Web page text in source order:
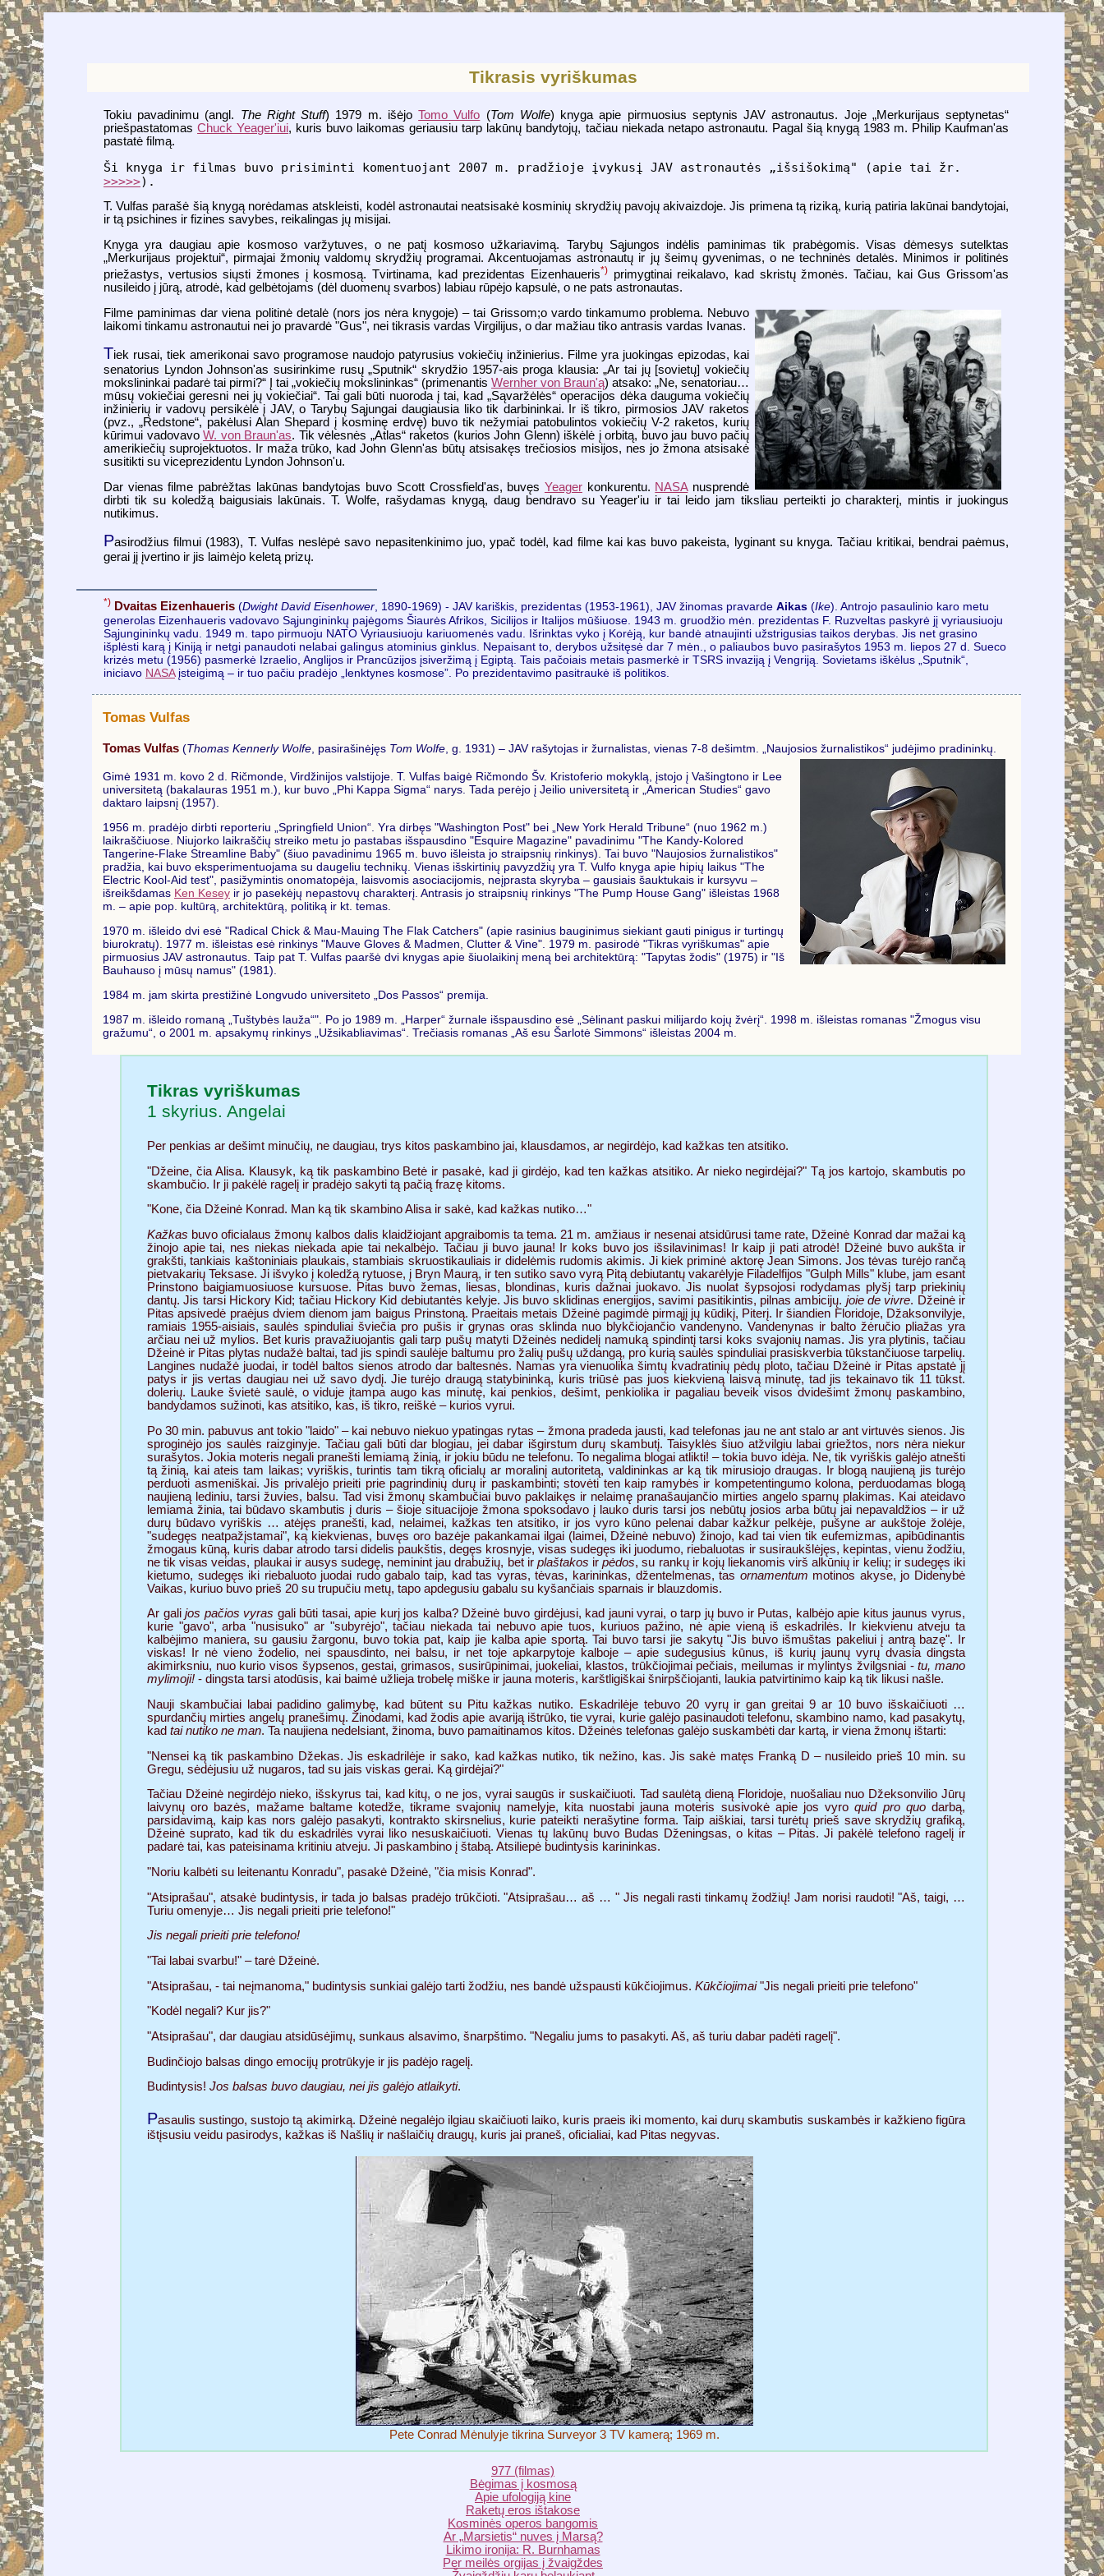
Tikrasis vyriškumas
Tokiu pavadinimu (angl. The Right Stuff) 1979 m. išėjoTomo Vulfo (Tom Wolfe) knyga apie pirmuosius septynis JAV astronautus. Joje „Merkurijaus septynetas“
priešpastatomasChuck Yeager'iui, kuris buvo laikomas geriausiu tarp lakūnų bandytojų, tačiau niekada netapo astronautu. Pagal šią knygą 1983 m. Philip Kaufman'as
pastatė filmą.
Ši knyga ir filmas buvo prisiminti komentuojant 2007 m. pradžioje įvykusį JAV astronautės „išsišokimą" (apie tai žr.
>>>>>).
T. Vulfas parašė šią knygą norėdamas atskleisti, kodėl astronautai neatsisakė kosminių skrydžių pavojų akivaizdoje. Jis primena tą riziką, kurią patiria lakūnai bandytojai,
ir tą psichines ir fizines savybes, reikalingas jų misijai.
Knyga yra daugiau apie kosmoso varžytuves, o ne patį kosmoso užkariavimą. Tarybų Sąjungos indėlis paminimas tik prabėgomis. Visas dėmesys sutelktas
„Merkurijaus projektui“, pirmajai žmonių valdomų skrydžių programai. Akcentuojamas astronautų ir jų šeimų gyvenimas, o ne techninės detalės. Minimos ir politinės
priežastys, vertusios siųsti žmones į kosmosą. Tvirtinama, kad prezidentas Eizenhaueris*) primygtinai reikalavo, kad skristų žmonės. Tačiau, kai Gus Grissom'as
nusileido į jūrą, atrodė, kad gelbėtojams (dėl duomenų svarbos) labiau rūpėjo kapsulė, o ne pats astronautas.
Filme paminimas dar viena politinė detalė (nors jos nėra knygoje) – tai Grissom;o vardo tinkamumo problema. Nebuvo
laikomi tinkamu astronautui nei jo pravardė "Gus", nei tikrasis vardas Virgilijus, o dar mažiau tiko antrasis vardas Ivanas.
Tiek rusai, tiek amerikonai savo programose naudojo patyrusius vokiečių inžinierius. Filme yra juokingas epizodas, kai
senatorius Lyndon Johnson'as susirinkime rusų „Sputnik“ skrydžio 1957-ais proga klausia: „Ar tai jų [sovietų] vokiečių
mokslininkai padarė tai pirmi?“ Į tai „vokiečių mokslininkas“ (primenantis Wernher von Braun'ą) atsako: „Ne, senatoriau…
mūsų vokiečiai geresni nei jų vokiečiai“. Tai gali būti nuoroda į tai, kad „Sąvaržėlės“ operacijos dėka dauguma vokiečių
inžinierių ir vadovų persikėlė į JAV, o Tarybų Sąjungai daugiausia liko tik darbininkai. Ir iš tikro, pirmosios JAV raketos
(pvz., „Redstone“, pakėlusi Alan Shepard į kosminę erdvę) buvo tik nežymiai patobulintos vokiečių V-2 raketos, kurių
kūrimui vadovavo W. von Braun'as. Tik vėlesnės „Atlas“ raketos (kurios John Glenn) iškėlė į orbitą, buvo jau buvo pačių
amerikiečių suprojektuotos. Ir maža trūko, kad John Glenn'as būtų atsisakęs trečiosios misijos, nes jo žmona atsisakė
susitikti su viceprezidentu Lyndon Johnson'u.
Dar vienas filme pabrėžtas lakūnas bandytojas buvo Scott Crossfield'as, buvęs Yeagerkonkurentu. NASAnusprendė
dirbti tik su koledžą baigusiais lakūnais. T. Wolfe, rašydamas knygą, daug bendravo su Yeager'iu ir tai leido jam tiksliau perteikti jo charakterį, mintis ir juokingus
nutikimus.
Pasirodžius filmui (1983), T. Vulfas neslėpė savo nepasitenkinimo juo, ypač todėl, kad filme kai kas buvo pakeista, lyginant su knyga. Tačiau kritikai, bendrai paėmus,
gerai jį įvertino ir jis laimėjo keletą prizų.
*) Dvaitas Eizenhaueris (Dwight David Eisenhower , 1890-1969) - JAV kariškis, prezidentas (1953-1961), JAV žinomas pravarde Aikas (Ike). Antrojo pasaulinio karo metu
generolas Eizenhaueris vadovavo Sąjungininkų pajėgoms Šiaurės Afrikos, Sicilijos ir Italijos mūšiuose. 1943 m. gruodžio mėn. prezidentas F. Ruzveltas paskyrė jį vyriausiuoju
Sąjungininkų vadu. 1949 m. tapo pirmuoju NATO Vyriausiuoju kariuomenės vadu. Išrinktas vyko į Korėją, kur bandė atnaujinti užstrigusias taikos derybas. Jis net grasino
išplėsti karą į Kiniją ir netgi panaudoti nelabai galingus atominius ginklus. Nepaisant to, derybos užsitęsė dar 7 mėn., o paliaubos buvo pasirašytos 1953 m. liepos 27 d. Sueco
krizės metu (1956) pasmerkė Izraelio, Anglijos ir Prancūzijos įsiveržimą į Egiptą. Tais pačoiais metais pasmerkė ir TSRS invaziją į Vengriją. Sovietams iškėlus „Sputnik“,
iniciavo NASAįsteigimą – ir tuo pačiu pradėjo „lenktynes kosmose”. Po prezidentavimo pasitraukė iš politikos.
Tomas Vulfas
Tomas Vulfas (Thomas Kennerly Wolfe , pasirašinėjęs Tom Wolfe , g. 1931) – JAV rašytojas ir žurnalistas, vienas 7-8 dešimtm. „Naujosios žurnalistikos“ judėjimo pradininkų.
Gimė 1931 m. kovo 2 d. Ričmonde, Virdžinijos valstijoje. T. Vulfas baigė Ričmondo Šv. Kristoferio mokyklą, įstojo į Vašingtono ir Lee
universitetą (bakalauras 1951 m.), kur buvo „Phi Kappa Sigma“ narys. Tada perėjo į Jeilio universitetą ir „American Studies“ gavo
daktaro laipsnį (1957).
1956 m. pradėjo dirbti reporteriu „Springfield Union“. Yra dirbęs "Washington Post" bei „New York Herald Tribune“ (nuo 1962 m.)
laikraščiuose. Niujorko laikraščių streiko metu jo pastabas išspausdino "Esquire Magazine" pavadinimu "The Kandy-Kolored
Tangerine-Flake Streamline Baby" (šiuo pavadinimu 1965 m. buvo išleista jo straipsnių rinkinys). Tai buvo "Naujosios žurnalistikos"
pradžia, kai buvo eksperimentuojama su daugeliu technikų. Vienas išskirtinių pavyzdžių yra T. Vulfo knyga apie hipių laikus "The
Electric Kool-Aid test", pasižymintis onomatopėja, laisvomis asociacijomis, neįprasta skyryba – gausiais šauktukais ir kursyvu –
išreikšdamas Ken Kesey ir jo pasekėjų nepastovų charakterį. Antrasis jo straipsnių rinkinys "The Pump House Gang" išleistas 1968
m. – apie pop. kultūrą, architektūrą, politiką ir kt. temas.
1970 m. išleido dvi esė "Radical Chick & Mau-Mauing The Flak Catchers" (apie rasinius bauginimus siekiant gauti pinigus ir turtingų
biurokratų). 1977 m. išleistas esė rinkinys "Mauve Gloves & Madmen, Clutter & Vine". 1979 m. pasirodė "Tikras vyriškumas" apie
pirmuosius JAV astronautus. Taip pat T. Vulfas paaršė dvi knygas apie šiuolaikinį meną bei architektūrą: "Tapytas žodis" (1975) ir "Iš
Bauhauso į mūsų namus" (1981).
1984 m. jam skirta prestižinė Longvudo universiteto „Dos Passos“ premija.
1987 m. išleido romaną „Tuštybės lauža“". Po jo 1989 m. „Harper“ žurnale išspausdino esė „Sėlinant paskui milijardo kojų žvėrį“. 1998 m. išleistas romanas "Žmogus visu
gražumu“, o 2001 m. apsakymų rinkinys „Užsikabliavimas“. Trečiasis romanas „Aš esu Šarlotė Simmons“ išleistas 2004 m.
Tikras vyriškumas
1 skyrius. Angelai
Per penkias ar dešimt minučių, ne daugiau, trys kitos paskambino jai, klausdamos, ar negirdėjo, kad kažkas ten atsitiko.
"Džeine, čia Alisa. Klausyk, ką tik paskambino Betė ir pasakė, kad ji girdėjo, kad ten kažkas atsitiko. Ar nieko negirdėjai?" Tą jos kartojo, skambutis po
skambučio. Ir ji pakėlė ragelį ir pradėjo sakyti tą pačią frazę kitoms.
"Kone, čia Džeinė Konrad. Man ką tik skambino Alisa ir sakė, kad kažkas nutiko…"
Kažkas buvo oficialaus žmonų kalbos dalis klaidžiojant apgraibomis ta tema. 21 m. amžiaus ir nesenai atsidūrusi tame rate, Džeinė Konrad dar mažai ką
žinojo apie tai, nes niekas niekada apie tai nekalbėjo. Tačiau ji buvo jauna! Ir koks buvo jos išsilavinimas! Ir kaip ji pati atrodė! Džeinė buvo aukšta ir
grakšti, tankiais kaštoniniais plaukais, stambiais skruostikauliais ir didelėmis rudomis akimis. Ji kiek priminė aktorę Jean Simons. Jos tėvas turėjo rančą
pietvakarių Teksase. Ji išvyko į koledžą rytuose, į Bryn Maurą, ir ten sutiko savo vyrą Pitą debiutantų vakarėlyje Filadelfijos "Gulph Mills" klube, jam esant
Prinstono baigiamuosiuose kursuose. Pitas buvo žemas, liesas, blondinas, kuris dažnai juokavo. Jis nuolat šypsojosi rodydamas plyšį tarp priekinių
dantų. Jis tarsi Hickory Kid; tačiau Hickory Kid debiutantės kelyje. Jis buvo sklidinas energijos, savimi pasitikintis, pilnas ambicijų. joie de vivre. Džeinė ir
Pitas apsivedė praėjus dviem dienom jam baigus Prinstoną. Praeitais metais Džeinė pagimdė pirmąjį jų kūdikį, Piterį. Ir šiandien Floridoje, Džaksonvilyje,
ramiais 1955-aisiais, saulės spinduliai šviečia pro pušis ir grynas oras sklinda nuo blykčiojančio vandenyno. Vandenynas ir balto žėručio pliažas yra
arčiau nei už mylios. Bet kuris pravažiuojantis gali tarp pušų matyti Džeinės nedidelį namuką spindintį tarsi koks svajonių namas. Jis yra plytinis, tačiau
Džeinė ir Pitas plytas nudažė baltai, tad jis spindi saulėje baltumu pro žalių pušų uždangą, pro kurią saulės spinduliai prasiskverbia tūkstančiuose tarpelių.
Langines nudažė juodai, ir todėl baltos sienos atrodo dar baltesnės. Namas yra vienuolika šimtų kvadratinių pėdų ploto, tačiau Džeinė ir Pitas apstatė jį
patys ir jis vertas daugiau nei už savo dydį. Jie turėjo draugą statybininką, kuris triūsė pas juos kiekvieną laisvą minutę, tad jis tekainavo tik 11 tūkst.
dolerių. Lauke švietė saulė, o viduje įtampa augo kas minutę, kai penkios, dešimt, penkiolika ir pagaliau beveik visos dvidešimt žmonų paskambino,
bandydamos sužinoti, kas atsitiko, kas, iš tikro, reiškė – kurios vyrui.
Po 30 min. pabuvus ant tokio "laido" – kai nebuvo niekuo ypatingas rytas – žmona pradeda jausti, kad telefonas jau ne ant stalo ar ant virtuvės sienos. Jis
sproginėjo jos saulės raizginyje. Tačiau gali būti dar blogiau, jei dabar išgirstum durų skambutį. Taisyklės šiuo atžvilgiu labai griežtos, nors nėra niekur
surašytos. Jokia moteris negali pranešti lemiamą žinią, ir jokiu būdu ne telefonu. To negalima blogai atlikti! – tokia buvo idėja. Ne, tik vyriškis galėjo atnešti
tą žinią, kai ateis tam laikas; vyriškis, turintis tam tikrą oficialų ar moralinį autoritetą, valdininkas ar ką tik mirusiojo draugas. Ir blogą naujieną jis turėjo
perduoti asmeniškai. Jis privalėjo prieiti prie pagrindinių durų ir paskambinti; stovėti ten kaip ramybės ir kompetentingumo kolona, perduodamas blogą
naujieną lediniu, tarsi žuvies, balsu. Tad visi žmonų skambučiai buvo paklaikęs ir nelaimę pranašaujančio mirties angelo sparnų plakimas. Kai ateidavo
lemiama žinia, tai būdavo skambutis į duris – šioje situacijoje žmona spoksodavo į lauko duris tarsi jos nebūtų josios arba būtų jai nepavaldžios – ir už
durų būdavo vyriškis … atėjęs pranešti, kad, nelaimei, kažkas ten atsitiko, ir jos vyro kūno pelenai dabar kažkur pelkėje, pušyne ar aukštoje žolėje,
"sudegęs neatpažįstamai", ką kiekvienas, buvęs oro bazėje pakankamai ilgai (laimei, Džeinė nebuvo) žinojo, kad tai vien tik eufemizmas, apibūdinantis
žmogaus kūną, kuris dabar atrodo tarsi didelis paukštis, degęs krosnyje, visas sudegęs iki juodumo, riebaluotas ir susiraukšlėjęs, kepintas, vienu žodžiu,
ne tik visas veidas, plaukai ir ausys sudegę, neminint jau drabužių, bet ir plaštakos irpėdos, su rankų ir kojų liekanomis virš alkūnių ir kelių; ir sudegęs iki
kietumo, sudegęs iki riebaluoto juodai rudo gabalo taip, kad tas vyras, tėvas, karininkas, džentelmenas, tas ornamentum motinos akyse, jo Didenybė
Vaikas, kuriuo buvo prieš 20 su trupučiu metų, tapo apdegusiu gabalu su kyšančiais sparnais ir blauzdomis.
Ar galijos pačios vyras gali būti tasai, apie kurį jos kalba? Džeinė buvo girdėjusi, kad jauni vyrai, o tarp jų buvo ir Putas, kalbėjo apie kitus jaunus vyrus,
kurie "gavo", arba "nusisuko" ar "subyrėjo", tačiau niekada tai nebuvo apie tuos, kuriuos pažino, nė apie vieną iš eskadrilės. Ir kiekvienu atveju ta
kalbėjimo maniera, su gausiu žargonu, buvo tokia pat, kaip jie kalba apie sportą. Tai buvo tarsi jie sakytų "Jis buvo išmuštas pakeliui į antrą bazę". Ir
viskas! Ir nė vieno žodelio, nei spausdinto, nei balsu, ir net toje apkarpytoje kalboje – apie sudegusius kūnus, iš kurių jaunų vyrų dvasia dingsta
akimirksniu, nuo kurio visos šypsenos, gestai, grimasos, susirūpinimai, juokeliai, klastos, trūkčiojimai pečiais, meilumas ir mylintys žvilgsniai -tu, mano
mylimoji! - dingsta tarsi atodūsis, kai baimė užlieja trobelę miške ir jauna moteris, karštligiškai šnirpščiojanti, laukia patvirtinimo kaip ką tik likusi našle.
Nauji skambučiai labai padidino galimybę, kad būtent su Pitu kažkas nutiko. Eskadrilėje tebuvo 20 vyrų ir gan greitai 9 ar 10 buvo išskaičiuoti …
spurdančių mirties angelų pranešimų. Žinodami, kad žodis apie avariją ištrūko, tie vyrai, kurie galėjo pasinaudoti telefonu, skambino namo, kad pasakytų,
kad tai nutiko ne man. Ta naujiena nedelsiant, žinoma, buvo pamaitinamos kitos. Džeinės telefonas galėjo suskambėti dar kartą, ir viena žmonų ištarti:
"Nensei ką tik paskambino Džekas. Jis eskadrilėje ir sako, kad kažkas nutiko, tik nežino, kas. Jis sakė matęs Franką D – nusileido prieš 10 min. su
Gregu, sėdėjusiu už nugaros, tad su jais viskas gerai. Ką girdėjai?"
Tačiau Džeinė negirdėjo nieko, išskyrus tai, kad kitų, o ne jos, vyrai saugūs ir suskaičiuoti. Tad saulėtą dieną Floridoje, nuošaliau nuo Džeksonvilio Jūrų
laivynų oro bazės, mažame baltame kotedže, tikrame svajonių namelyje, kita nuostabi jauna moteris susivokė apie jos vyroquid pro quodarbą,
parsidavimą, kaip kas nors galėjo pasakyti, kontrakto skirsnelius, kurie pateikti nerašytine forma. Taip aiškiai, tarsi turėtų prieš save skrydžių grafiką,
Džeinė suprato, kad tik du eskadrilės vyrai liko nesuskaičiuoti. Vienas tų lakūnų buvo Budas Dženingsas, o kitas – Pitas. Ji pakėlė telefono ragelį ir
padarė tai, kas pateisinama kritiniu atveju. Ji paskambino į štabą. Atsiliepė budintysis karininkas.
"Noriu kalbėti su leitenantu Konradu", pasakė Džeinė, "čia misis Konrad".
"Atsiprašau", atsakė budintysis, ir tada jo balsas pradėjo trūkčioti. "Atsiprašau… aš … " Jis negali rasti tinkamų žodžių! Jam norisi raudoti! "Aš, taigi, …
Turiu omenyje… Jis negali prieiti prie telefono!"
Jis negali prieiti prie telefono!
"Tai labai svarbu!" – tarė Džeinė.
"Atsiprašau, - tai neįmanoma," budintysis sunkiai galėjo tarti žodžiu, nes bandė užspausti kūkčiojimus. Kūkčiojimai"Jis negali prieiti prie telefono"
"Kodėl negali? Kur jis?"
"Atsiprašau", dar daugiau atsidūsėjimų, sunkaus alsavimo, šnarpštimo. "Negaliu jums to pasakyti. Aš, aš turiu dabar padėti ragelį".
Budinčiojo balsas dingo emocijų protrūkyje ir jis padėjo ragelį.
Budintysis! Jos balsas buvo daugiau, nei jis galėjo atlaikyti.
Pasaulis sustingo, sustojo tą akimirką. Džeinė negalėjo ilgiau skaičiuoti laiko, kuris praeis iki momento, kai durų skambutis suskambės ir kažkieno figūra
ištįsusiu veidu pasirodys, kažkas iš Našlių ir našlaičių draugų, kuris jai praneš, oficialiai, kad Pitas negyvas.
Pete Conrad Mėnulyje tikrina Surveyor 3 TV kamerą; 1969 m.
977 (filmas)
Bėgimas į kosmosą
Apie ufologiją kine
Raketų eros ištakose
Kosminės operos bangomis
Ar „Marsietis“ nuves į Marsą?
Likimo ironija: R. Burnhamas
Per meilės orgijas į žvaigždes